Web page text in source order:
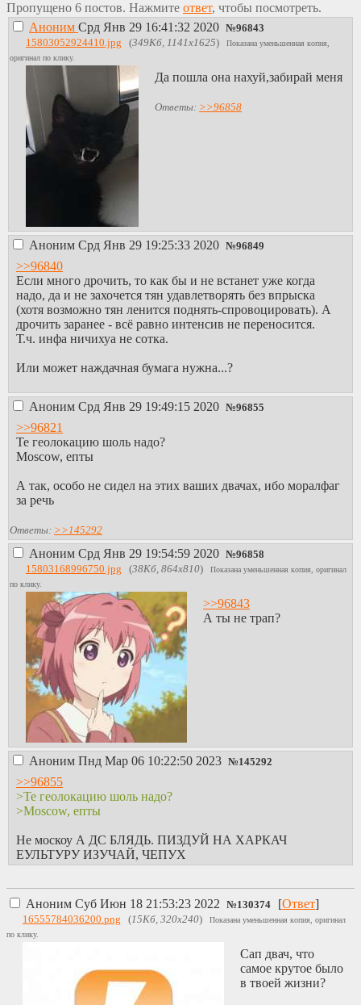
Пропущено 6 постов. Нажмите ответ, чтобы посмотреть.
Аноним Срд Янв 29 16:41:32 2020 №96843
15803052924410.jpg (349Кб, 1141x1625)
Показана уменьшенная копия,
оригинал по клику.
Да пошла она нахуй,забирай меня
Ответы: >>96858
Аноним Срд Янв 29 19:25:33 2020 №96849
>>96840
Если много дрочить, то как бы и не встанет уже когда
надо, да и не захочется тян удавлетворять без впрыска
(хотя возможно тян ленится поднять-спровоцировать). А
дрочить заранее - всё равно интенсив не переносится.
Т.ч. инфа ничихуа не сотка.
Или может наждачная бумага нужна...?
Аноним Срд Янв 29 19:49:15 2020 №96855
>>96821
Те геолокацию шоль надо?
Moscow, епты
А так, особо не сидел на этих ваших двачах, ибо моралфаг
за речь
Ответы: >>145292
Аноним Срд Янв 29 19:54:59 2020 №96858
15803168996750.jpg (38Кб, 864x810)
Показана уменьшенная копия, оригинал
по клику.
>>96843
А ты не трап?
Аноним Пнд Мар 06 10:22:50 2023 №145292
>>96855
>Те геолокацию шоль надо?
>Moscow, епты
Не москоу А ДС БЛЯДЬ. ПИЗДУЙ НА ХАРКАЧ
ЕУЛЬТУРУ ИЗУЧАЙ, ЧЕПУХ
Аноним Суб Июн 18 21:53:23 2022 №130374 [Ответ]
16555784036200.png (15Кб, 320x240)
Показана уменьшенная копия, оригинал
по клику.
Сап двач, что
самое крутое было
в твоей жизни?